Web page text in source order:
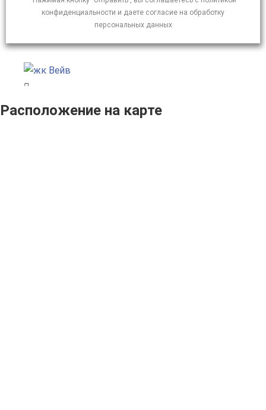
конфиденциальности и даете согласие на обработку
персональных данных
Расположение на карте